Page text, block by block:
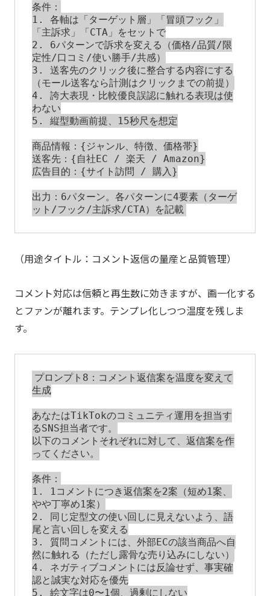
条件：
1. 各軸は「ターゲット層」「冒頭フック」
「主訴求」「CTA」をセットで
2. 6パターンで訴求を変える（価格/品質/限
定性/口コミ/使い勝手/共感）
3. 送客先のクリック後に整合する内容にする
（モール送客なら計測はクリックまでの前提）
4. 誇大表現・比較優良誤認に触れる表現は使
わない
5. 縦型動画前提、15秒尺を想定
商品情報：{ジャンル、特徴、価格帯}
送客先：{自社EC / 楽天 / Amazon}
広告目的：{サイト訪問 / 購入}
出力：6パターン。各パターンに4要素（ターゲ
（用途タイトル：コメント返信の量産と品質管理）
コメント対応は信頼と再生数に効きますが、画一化する
とファンが離れます。テンプレ化しつつ温度を残しま
す。
プロンプト8：コメント返信案を温度を変えて
生成
あなたはTikTokのコミュニティ運用を担当す
るSNS担当者です。
以下のコメントそれぞれに対して、返信案を作
ってください。
条件：
1. 1コメントにつき返信案を2案（短め1案、
やや丁寧め1案）
2. 同じ定型文の使い回しに見えないよう、語
尾と言い回しを変える
3. 質問コメントには、外部ECの該当商品へ自
然に触れる（ただし露骨な売り込みにしない）
4. ネガティブコメントには反論せず、事実確
認と誠実な対応を優先
5. 絵文字は0〜1個、過剰にしない